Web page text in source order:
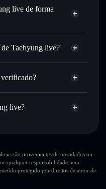
transações ao teu
faseada ao longo do
TAEHYUNGLI
usando o Agregador
e liquidez de
live de forma
Taehyung live
Privacidade
Taehyung live?
Taehyung live
verificado
live?
10 principais carteiras
live
carteira
são provenientes de metadados on-
qualquer responsabilidade nem
protegido por direitos de autor de